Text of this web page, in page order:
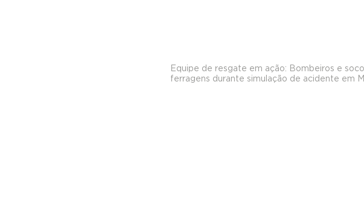
Equipe de resgate em ação: Bombeiros e
ferragens durante simulação de acidente em